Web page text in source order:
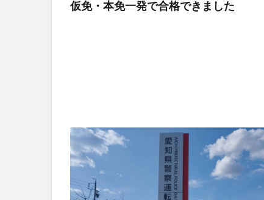
仮免・本免一発で合格できました